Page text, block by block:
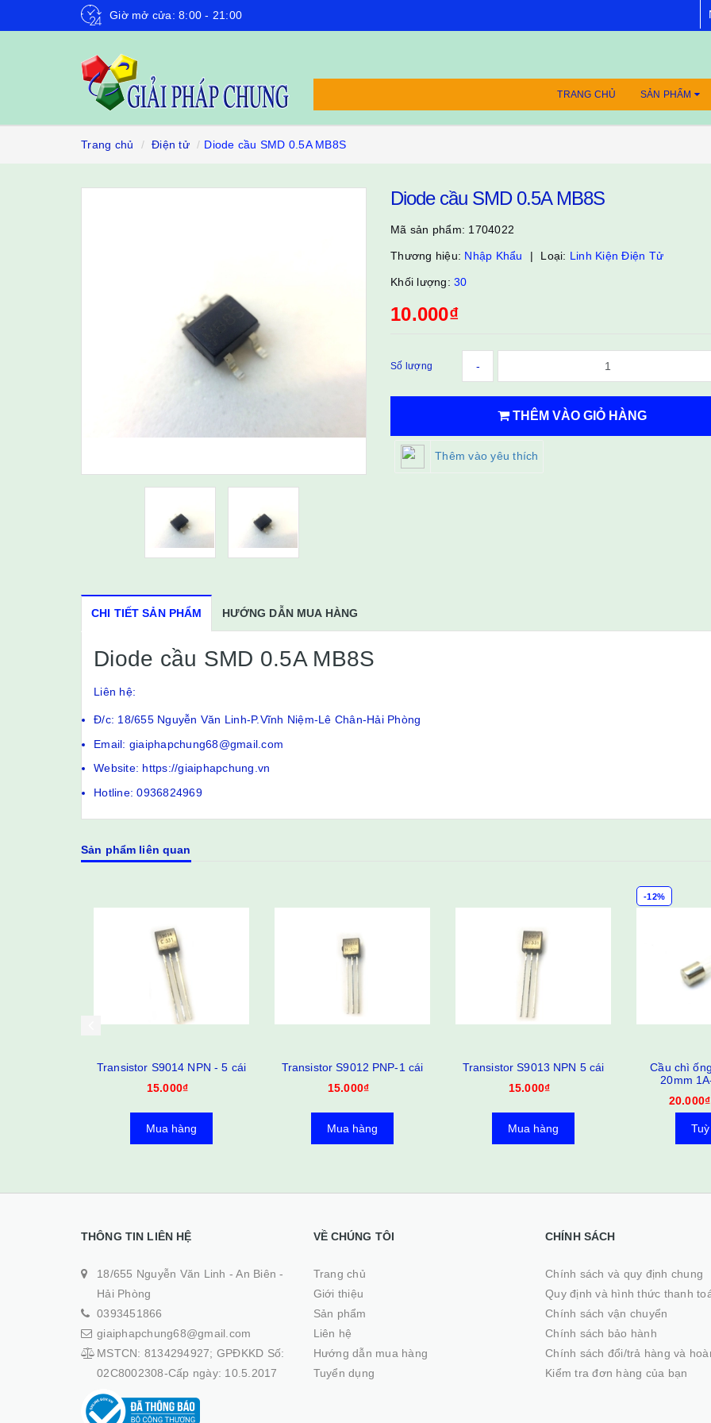
Giờ mở cửa: 8:00 - 21:00
TRANG CHỦ SẢN PHẨM
Trang chủ Điện tử Diode cầu SMD 0.5A MB8S
Diode cầu SMD 0.5A MB8S
Mã sản phẩm: 1704022
Thương hiệu: Nhập Khẩu Loại: Linh Kiện Điện Tử
Khối lượng: 30
10.000₫
Số lượng -
THÊM VÀO GIỎ HÀNG
Thêm vào yêu thích
CHI TIẾT SẢN PHẨM HƯỚNG DẪN MUA HÀNG
Diode cầu SMD 0.5A MB8S
Liên hệ:
Đ/c: 18/655 Nguyễn Văn Linh-P.Vĩnh Niệm-Lê Chân-Hải Phòng
Email: giaiphapchung68@gmail.com
Website: https://giaiphapchung.vn
Hotline: 0936824969
Sản phẩm liên quan
Transistor S9014 NPN - 5 cái
15.000₫
Mua hàng
Transistor S9012 PNP-1 cái
15.000₫
Mua hàng
Transistor S9013 NPN 5 cái
15.000₫
Mua hàng
-12%
Cầu chì
20mm
20.000₫
THÔNG TIN LIÊN HỆ
18/655 Nguyễn Văn Linh - An Biên -
Hải Phòng
0393451866
giaiphapchung68@gmail.com
MSTCN: 8134294927; GPĐKKD Số:
02C8002308-Cấp ngày: 10.5.2017
VỀ CHÚNG TÔI
Trang chủ
Giới thiệu
Sản phẩm
Liên hệ
Hướng dẫn mua hàng
Tuyển dụng
CHÍNH SÁCH
Chính sách và quy định chung
Quy định và hình thức thanh
Chính sách vận chuyển
Chính sách bảo hành
Chính sách đổi/trả hàng và
Kiểm tra đơn hàng của bạn